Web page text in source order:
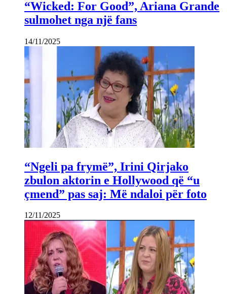
“Wicked: For Good”, Ariana Grande
sulmohet nga një fans
14/11/2025
“Ngeli pa frymë”, Irini Qirjako
zbulon aktorin e Hollywood që “u
çmend” pas saj: Më ndaloi për foto
12/11/2025